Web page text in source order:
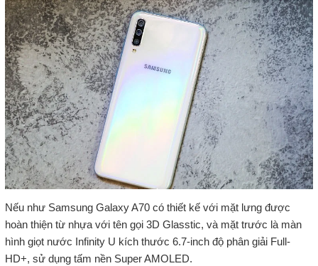
Nếu như Samsung Galaxy A70 có thiết kế với mặt lưng được
hoàn thiện từ nhựa với tên gọi 3D Glasstic, và mặt trước là màn
hình giọt nước Infinity U kích thước 6.7-inch độ phân giải Full-
HD+, sử dụng tấm nền Super AMOLED.